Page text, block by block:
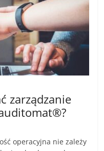
zarządzanie
operacyjna nie zależy